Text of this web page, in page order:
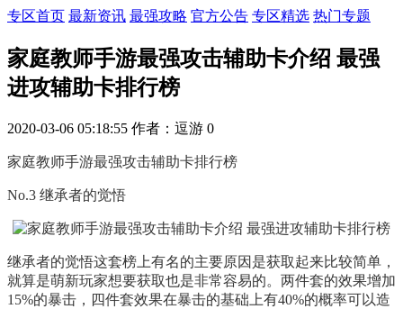
专区首页 最新资讯 最强攻略 官方公告 专区精选 热门专题
家庭教师手游最强攻击辅助卡介绍 最强
进攻辅助卡排行榜
2020-03-06 05:18:55 作者：逗游 0
家庭教师手游最强攻击辅助卡排行榜
No.3 继承者的觉悟
继承者的觉悟这套榜上有名的主要原因是获取起来比较简单，
就算是萌新玩家想要获取也是非常容易的。两件套的效果增加
15%的暴击，四件套效果在暴击的基础上有40%的概率可以造